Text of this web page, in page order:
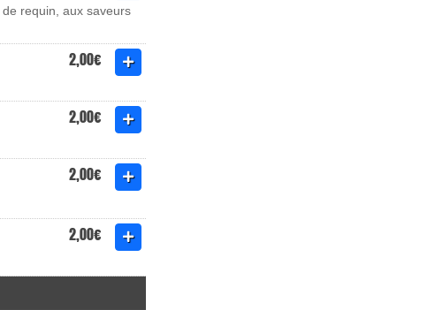
requin, aux saveurs
2,00€
2,00€
2,00€
2,00€